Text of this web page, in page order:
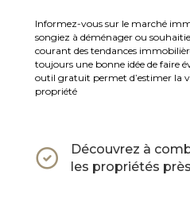
Informez-vous sur le marché
songiez à déménager ou
courant des tendances
toujours une bonne idée de faire
outil gratuit permet d’estimer la
propriété
Découvrez à
les propriétés